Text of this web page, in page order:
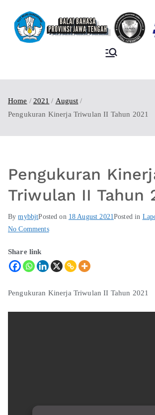
Home 2021
August
Pengukuran Kinerja Triwulan II Tahun 2021
Pengukuran
Triwulan II Tahun
BymybbjtPosted on 18 August 2021 Posted in
No Comments
Share link
Pengukuran Kinerja Triwulan II Tahun 2021